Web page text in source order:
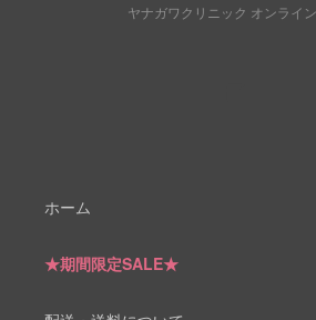
ヤナガワクリニック オンライ
ホーム
★期間限定SALE★